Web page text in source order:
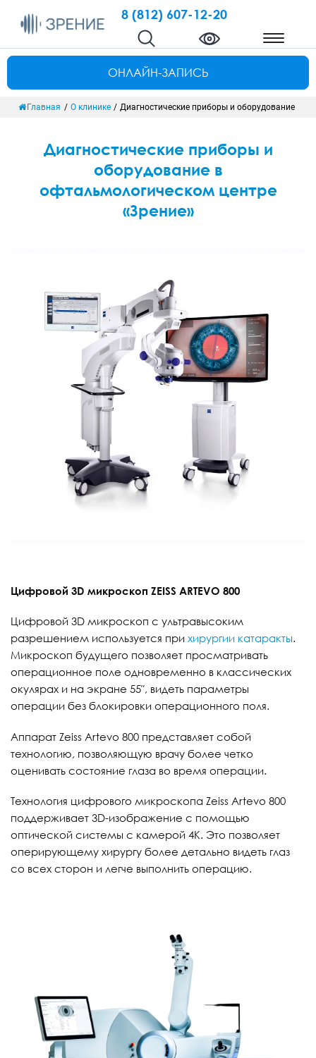
8 (812) 607-12-20
ОНЛАЙН-ЗАПИСЬ
Главная / О клинике / Диагностические приборы и оборудование
Диагностические приборы и
оборудование в
офтальмологическом центре
«Зрение»
Цифровой 3D микроскоп ZEISS ARTEVO 800
Цифровой 3D микроскоп с ультравысоким
разрешением используется при хирургии катаракты.
Микроскоп будущего позволяет просматривать
операционное поле одновременно в классических
окулярах и на экране 55″, видеть параметры
операции без блокировки операционного поля.
Аппарат Zeiss Artevo 800 представляет собой
технологию, позволяющую врачу более четко
оценивать состояние глаза во время операции.
Технология цифрового микроскопа Zeiss Artevo 800
поддерживает 3D-изображение с помощью
оптической системы с камерой 4K. Это позволяет
оперирующему хирургу более детально видеть глаз
со всех сторон и легче выполнить операцию.